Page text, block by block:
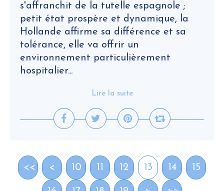
s'affranchit de la tutelle espagnole ;
petit état prospère et dynamique, la
Hollande affirme sa différence et sa
tolérance, elle va offrir un
environnement particulièrement
hospitalier...
Lire la suite
<< < 10 11 12 13 14 15